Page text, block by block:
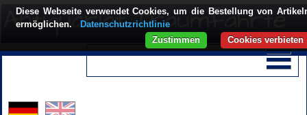
Diese Webseite verwendet Cookies, um die Bestellung von
ermöglichen.
Datenschutzrichtlinie
Cookies verbieten
Zustimmen